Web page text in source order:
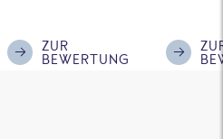
ZUR
BEWERTUNG